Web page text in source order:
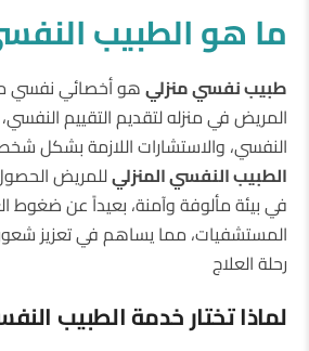
ما هو الطبيب
طبيب نفسي منزليهو أخصائي نفسي
المريض في منزله لتقديم التقييم النفسي،
النفسي، والاستشارات اللازمة بشكل
الطبيب النفسي المنزليللمريض
في بيئة مألوفة وآمنة، بعيداً عن ضغوط
المستشفيات، مما يساهم في تعزيز
رحلة العلاج
لماذا تختار خدمة الطبيب